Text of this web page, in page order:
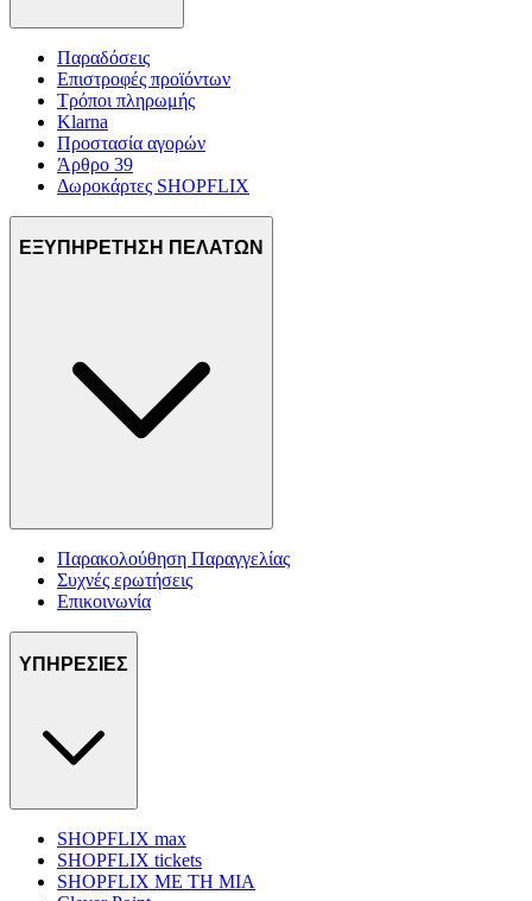
Παραδόσεις
Επιστροφές προϊόντων
Τρόποι πληρωμής
Klarna
Προστασία αγορών
Άρθρο 39
Δωροκάρτες SHOPFLIX
ΕΞΥΠΗΡΕΤΗΣΗ ΠΕΛΑΤΩΝ
Παρακολούθηση Παραγγελίας
Συχνές ερωτήσεις
Επικοινωνία
ΥΠΗΡΕΣΙΕΣ
SHOPFLIX max
SHOPFLIX tickets
SHOPFLIX ΜΕ ΤΗ ΜΙΑ